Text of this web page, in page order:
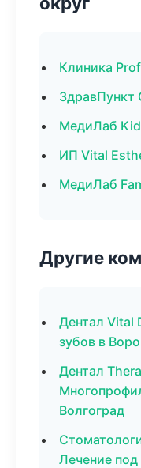
Клиника
ЗдравПункт
МедиЛаб
ИП Vital
МедиЛаб
Другие
Дентал Vital
зубов в
Дентал
Волгоград
Лечение